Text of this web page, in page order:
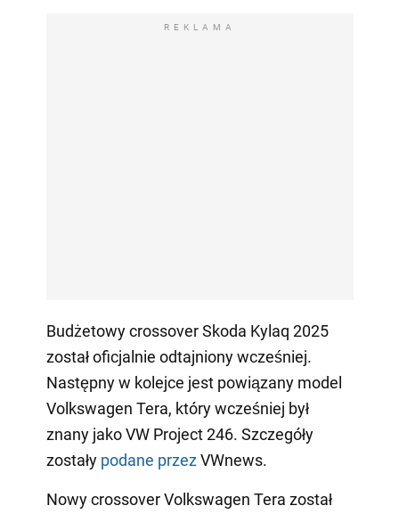
REKLAMA
Budżetowy crossover Skoda Kylaq 2025
został oficjalnie odtajniony wcześniej.
Następny w kolejce jest powiązany model
Volkswagen Tera, który wcześniej był
znany jako VW Project 246. Szczegóły
zostały podane przezVWnews.
Nowy crossover Volkswagen Tera został